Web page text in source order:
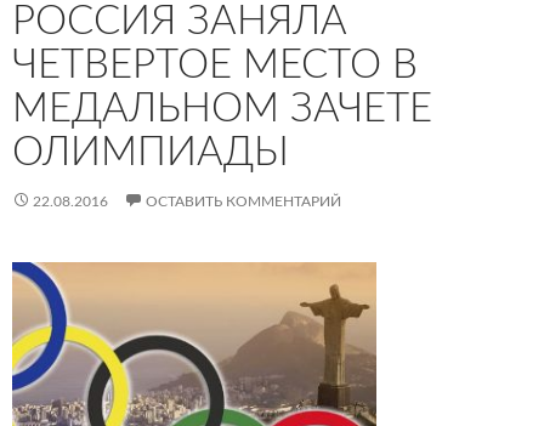
РОССИЯ ЗАНЯЛА
ЧЕТВЕРТОЕ МЕСТО В
МЕДАЛЬНОМ ЗАЧЕТЕ
ОЛИМПИАДЫ
22.08.2016 ОСТАВИТЬ КОММЕНТАРИЙ